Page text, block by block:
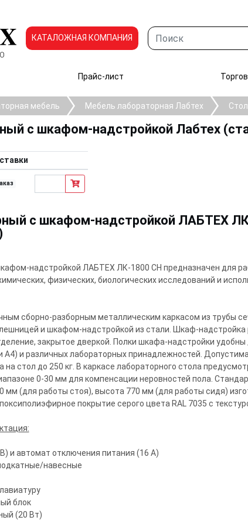
КАТАЛОЖНАЯ КОМПАНИЯ
Прайс-лист
мебель Мебель лабораторная Лабтех
с шкафом-надстройкой Лабтех
с шкафом-надстройкой ЛАБТЕХ
надстройкой ЛАБТЕХ ЛК-1800 СН предназначен для
физических, биологических исследований и
сборно-разборным металлическим каркасом из трубы
и шкафом-надстройкой из стали. Шкаф-надстройка
закрытое дверкой. Полки шкафа-надстройки удобны
А4) и различных лабораторных принадлежностей.
на стол до 250 кг. В каркасе лабораторного стола
0-30 мм для компенсации неровностей пола.
мм (для работы стоя), высота 770 мм (для работы сидя)
покрытие серого цвета RAL 7035 с
и автомат отключения питания (16 А)
навесные
блок
(20 Вт)